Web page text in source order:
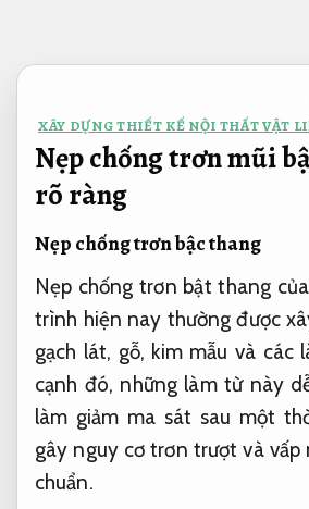
nội
XÂY DỰNG THIẾT KẾ NỘI THẤT VẬT
Nẹp chống trơn mũi
rõ ràng
Nẹp chống trơn bậc thang
Nẹp chống trơn bật thang
trình hiện nay thường được
gạch lát, gỗ, kim mẫu và các
cạnh đó, những làm từ này
làm giảm ma sát sau một
gây nguy cơ trơn trượt và vấp
chuẩn.